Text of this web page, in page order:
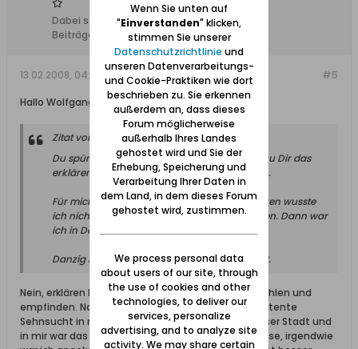
Dabei seit:
10.02.2008
Beiträge:
#5
13.02.2008, 04:22
Hallo Wolfgang,
Zitat von
Wolfgang
Du spürst Verbundenheit zu Danzig. Kannst Du Dir das
erklären, ist das für Dich nachvollziehbar?........
Für mich ist Danzig Heimat. Bis vor ca. 15 Jahren wusste
ich nichts mit dem Begriff "Heimat" anzufangen. Dann war
ich in Danzig......
Danzig ist in mir, Tag für Tag, Nacht für Nacht.
Nein, erklären kann ich das nicht. Ich kann es nur fühlen und
empfinden. Nachdem Zeit meines Lebens diese latente
Sehnsucht in mir war, stand ich dann plötzlich dieser Stadt und
in mir war das Gefühl, in dieser Stadt bin ich zuhause, irgendwie
Wenn Sie unten auf
"Einverstanden" klicken,
stimmen Sie unserer
Datenschutzrichtlinie und
unseren Datenverarbeitungs-
und Cookie-Praktiken wie dort
beschrieben zu. Sie erkennen
außerdem an, dass dieses
Forum möglicherweise
außerhalb Ihres Landes
gehostet wird und Sie der
Erhebung, Speicherung und
Verarbeitung Ihrer Daten in
dem Land, in dem dieses Forum
gehostet wird, zustimmen.
We process personal data
about users of our site, through
the use of cookies and other
technologies, to deliver our
services, personalize
advertising, and to analyze site
activity. We may share certain